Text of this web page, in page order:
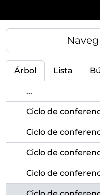
Árbol Lista
...
Ciclo de
Ciclo de
Ciclo de
Ciclo de